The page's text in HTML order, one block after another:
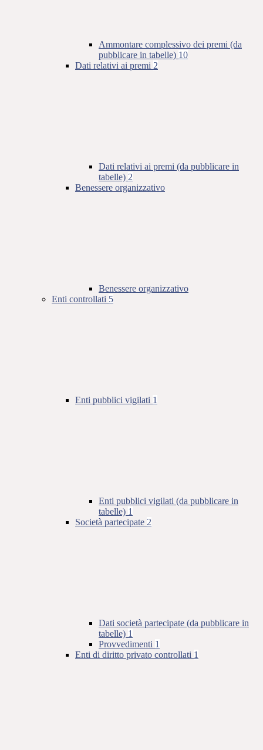
Ammontare complessivo dei premi (da
pubblicare in tabelle) 10
Dati relativi ai premi 2
Dati relativi ai premi (da pubblicare in
tabelle) 2
Benessere organizzativo
Benessere organizzativo
Enti controllati 5
Enti pubblici vigilati 1
Enti pubblici vigilati (da pubblicare in
tabelle) 1
Società partecipate 2
Dati società partecipate (da pubblicare in
tabelle) 1
Provvedimenti 1
Enti di diritto privato controllati 1